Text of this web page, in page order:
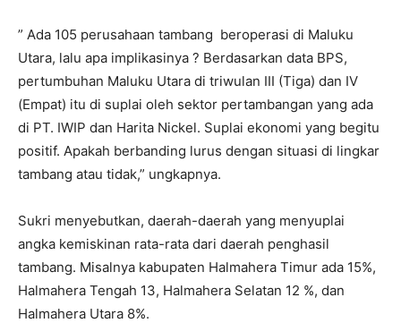
” Ada 105 perusahaan tambang beroperasi di Maluku
Utara, lalu apa implikasinya ? Berdasarkan data BPS,
pertumbuhan Maluku Utara di triwulan III (Tiga) dan IV
(Empat) itu di suplai oleh sektor pertambangan yang ada
di PT. IWIP dan Harita Nickel. Suplai ekonomi yang begitu
positif. Apakah berbanding lurus dengan situasi di lingkar
tambang atau tidak,” ungkapnya.
Sukri menyebutkan, daerah-daerah yang menyuplai
angka kemiskinan rata-rata dari daerah penghasil
tambang. Misalnya kabupaten Halmahera Timur ada 15%,
Halmahera Tengah 13, Halmahera Selatan 12 %, dan
Halmahera Utara 8%.